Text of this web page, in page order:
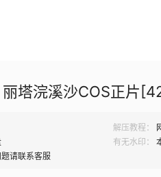
塔浣溪沙COS正片
解压教程：
有无水印：
请联系客服